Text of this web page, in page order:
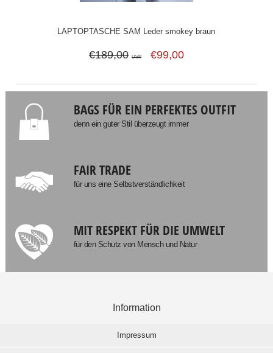
LAPTOPTASCHE SAM Leder smokey braun
€189,00 UVP €99,00
BAGS FÜR EIN PERFEKTES OUTFIT
denn ein guter Stil überzeugt immer
FAIR TRADE
für uns eine Selbstverständlichkeit
MIT RESPEKT FÜR DIE UMWELT
für den Schutz von Mensch und Natur
Information
Impressum